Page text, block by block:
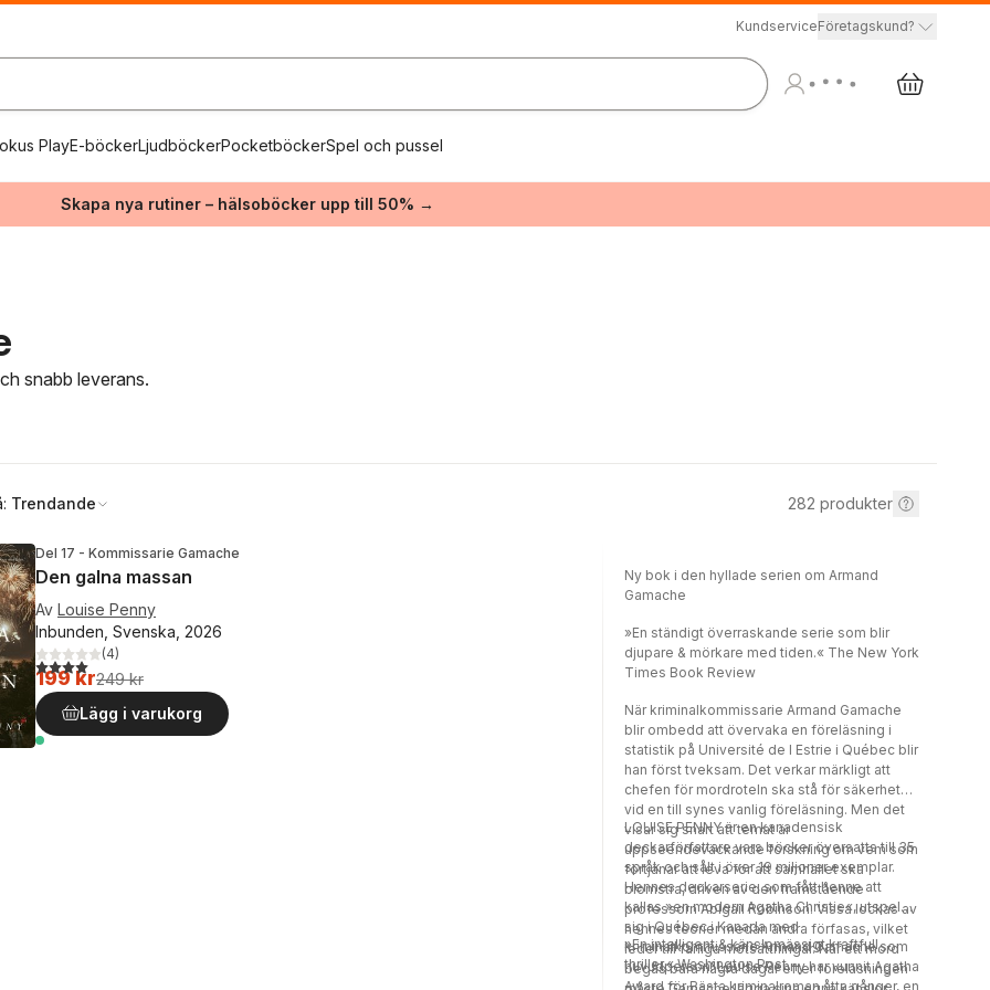
KundserviceFöretagskund?
PlayE-böckerLjudböckerPocketböckerSpel och pussel
Skapa nya rutiner – hälsoböcker upp till 50% →
snabb leverans.
Trendande 282 produkter
Del 17 - Kommissarie Gamache
Den galna massan
Av Louise Penny
Inbunden, Svenska, 2026
4,0utav 5 stjärnor. Totalt antal röster:
(4)
199 kr249 kr
Lägg i varukorg
Ny bok i den hyllade serien om Armand
Gamache
»En ständigt överraskande serie som blir
djupare & mörkare med tiden.« The New York
Times Book Review
När kriminalkommissarie Armand Gamache
blir ombedd att övervaka en föreläsning i
statistik på Université de l Estrie i Québec blir
han först tveksam. Det verkar märkligt att
chefen för mordroteln ska stå för säkerheten
vid en till synes vanlig föreläsning. Men det
visar sig snart att temat är
uppseendeväckande forskning om vem som
förtjänar att leva för att samhället ska
blomstra, driven av den framstående
professorn Abigail Robinson. Vissa lockas av
hennes teorier medan andra förfasas, vilket
leder till farliga motsättningar. När ett mord
begås bara några dagar efter föreläsningen
LOUISE PENNY är en kanadensisk
deckarförfattare vars böcker översatts till 35
språk och sålt i över 19 miljoner exemplar.
Hennes deckarserie, som fått henne att
kallas »en modern Agatha Christie«, utspelar
sig i Québec i Kanada med
kriminalkommissarie Armand Gamache som
huvudperson. Louise Penny har vunnit Agatha
Award för Bästa kriminalroman åtta gånger, en
»En intelligent & känslomässigt kraftfull
thriller.« Washington Post